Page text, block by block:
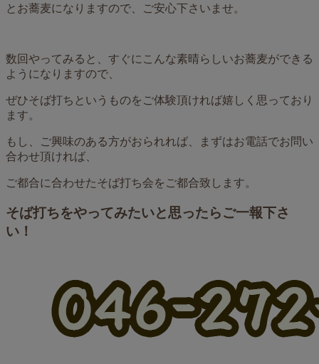
とお蕎麦になりますので、ご安心下さいませ。
数回やってみると、すぐにこんな素晴らしいお蕎麦ができる
ようになりますので、
ぜひそば打ちというものをご体験頂ければ嬉しく思っており
ます。
もし、ご興味のある方がおられれば、まずはお電話でお問い
合わせ頂ければ、
ご都合に合わせたそば打ち会をご都合致します。
そば打ちをやってみたいと思ったらご一報下さ
い！